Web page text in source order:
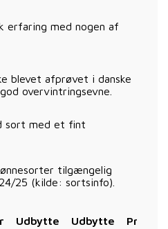
erfaring med nogen af
blevet afprøvet i danske
overvintringsevne.
sort med et fint
tilgængelig
25 (kilde: sortsinfo).
Udbytte Udbytte
Protein